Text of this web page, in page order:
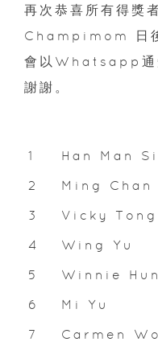
再次恭喜所有得獎
Champimom 日
會以Whatsapp通
謝謝。
1 Han Man
2 Ming Chan
3 Vicky Tong
4 Wing Yu
5 Winnie
6 Mi Yu
7 Carmen